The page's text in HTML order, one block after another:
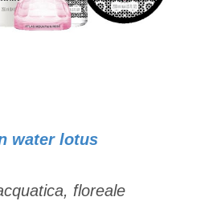
water lotus
floreale